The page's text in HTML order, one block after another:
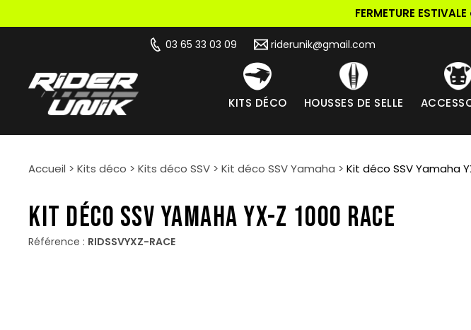
FERMETURE
03 65 33 03 09 riderunik@gmail.com
KITS DÉCO HOUSSES DE SELLE
Accueil > Kits déco > Kits déco SSV > Kit déco SSV Yamaha > Kit déco SSV Yamaha
KIT DÉCO SSV YAMAHA YX-Z 1000 RACE
Référence : RIDSSVYXZ-RACE